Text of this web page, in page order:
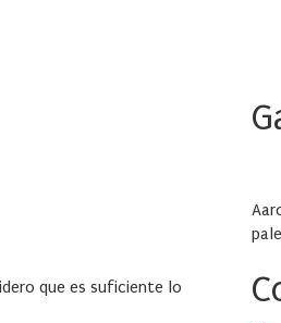
que es suficiente lo